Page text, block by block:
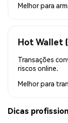
Melhor para
Hot Wallet
Transações
riscos online.
Melhor para
Dicas